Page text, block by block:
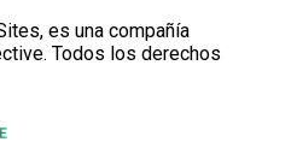
es una compañía
Todos los derechos